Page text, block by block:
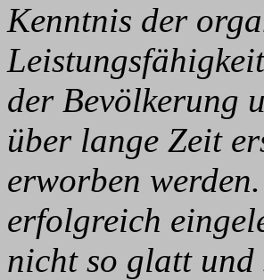
Kenntnis der
der Bevölkerung
über lange Zeit
erworben
erfolgreich
nicht so glatt und